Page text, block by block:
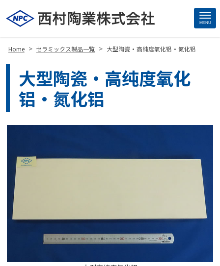
MENU
Home > セラミックス製品一覧 > 大型陶瓷・高纯度氧化铝・氮化铝
大型陶瓷・高纯度氧化
铝・氮化铝
Site
Footer